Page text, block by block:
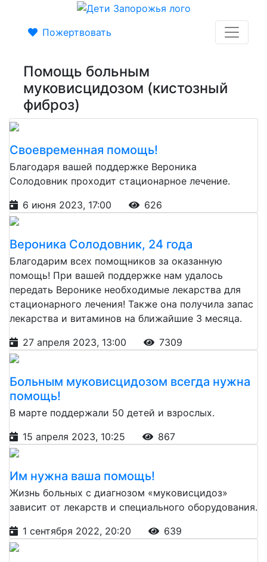
Пожертвовать
Помощь больным
муковисцидозом (кистозный
фиброз)
Своевременная помощь!
Благодаря вашей поддержке Вероника
Солодовник проходит стационарное лечение.
6 июня 2023, 17:00
626
Вероника Солодовник, 24 года
Благодарим всех помощников за оказанную
помощь! При вашей поддержке нам удалось
передать Веронике необходимые лекарства для
стационарного лечения! Также она получила запас
лекарства и витаминов на ближайшие 3 месяца.
27 апреля 2023, 13:00
7309
Больным муковисцидозом всегда нужна
помощь!
В марте поддержали 50 детей и взрослых.
15 апреля 2023, 10:25
867
Им нужна ваша помощь!
Жизнь больных с диагнозом «муковисцидоз»
зависит от лекарств и специального оборудования.
1 сентября 2022, 20:20
639